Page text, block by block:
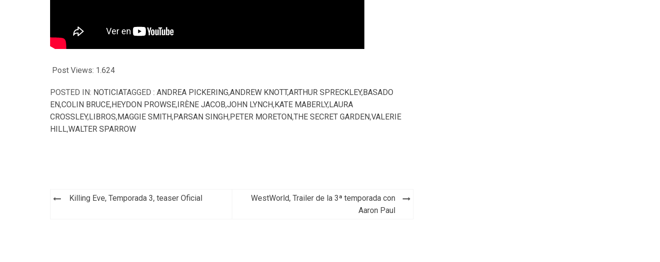
Post Views: 1.624
POSTED IN: NOTICIATAGGED : ANDREA PICKERING,ANDREW KNOTT,ARTHUR SPRECKLEY,BASADO
EN,COLIN BRUCE,HEYDON PROWSE,IRÈNE JACOB,JOHN LYNCH,KATE MABERLY,LAURA
CROSSLEY,LIBROS,MAGGIE SMITH,PARSAN SINGH,PETER MORETON,THE SECRET GARDEN,VALERIE
HILL,WALTER SPARROW
Navegación
Killing Eve, Temporada 3, teaser Oficial
WestWorld, Trailer de la 3ª temporada con
Aaron Paul